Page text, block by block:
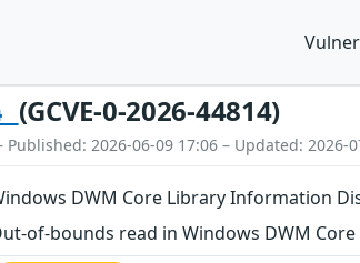
(GCVE-0-2026-44814)
Published: 2026-06-09 17:06 – Updated: 2026-
DWM Core Library Information
of-bounds read in Windows DWM